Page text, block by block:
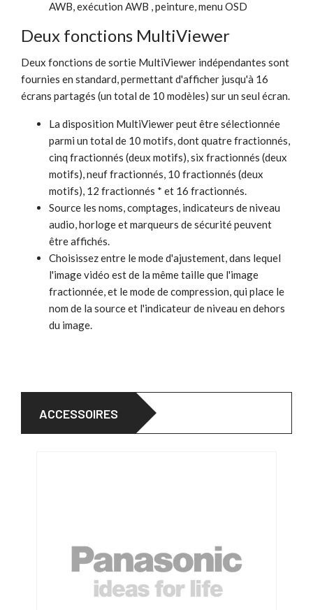
AWB, exécution AWB , peinture, menu OSD
Deux fonctions MultiViewer
Deux fonctions de sortie MultiViewer indépendantes sont
fournies en standard, permettant d'afficher jusqu'à 16
écrans partagés (un total de 10 modèles) sur un seul écran.
La disposition MultiViewer peut être sélectionnée
parmi un total de 10 motifs, dont quatre fractionnés,
cinq fractionnés (deux motifs), six fractionnés (deux
motifs), neuf fractionnés, 10 fractionnés (deux
motifs), 12 fractionnés * et 16 fractionnés.
Source les noms, comptages, indicateurs de niveau
audio, horloge et marqueurs de sécurité peuvent
être affichés.
Choisissez entre le mode d'ajustement, dans lequel
l'image vidéo est de la même taille que l'image
fractionnée, et le mode de compression, qui place le
nom de la source et l'indicateur de niveau en dehors
du image.
ACCESSOIRES